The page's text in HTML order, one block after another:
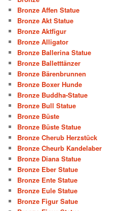
Bronze Affen Statue
Bronze Akt Statue
Bronze Aktfigur
Bronze Alligator
Bronze Ballerina Statue
Bronze Balletttänzer
Bronze Bärenbrunnen
Bronze Boxer Hunde
Bronze Buddha-Statue
Bronze Bull Statue
Bronze Büste
Bronze Büste Statue
Bronze Cherub Herzstück
Bronze Cheurb Kandelaber
Bronze Diana Statue
Bronze Eber Statue
Bronze Ente Statue
Bronze Eule Statue
Bronze Figur Satue